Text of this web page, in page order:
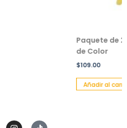
Paquete de
de Color
$109.00
Añadir al